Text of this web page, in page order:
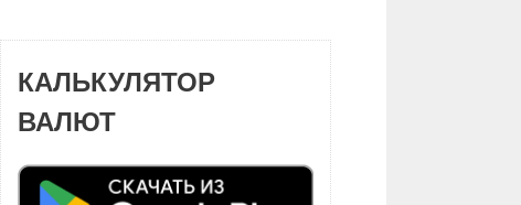
КАЛЬКУЛЯТОР
ВАЛЮТ